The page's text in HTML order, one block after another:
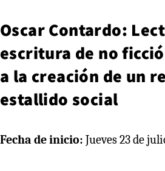
Oscar Contardo:
escritura de no
a la creación de un
estallido social
Fecha de inicio: Jueves 23 de